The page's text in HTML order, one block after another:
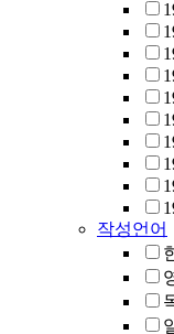
작성언어